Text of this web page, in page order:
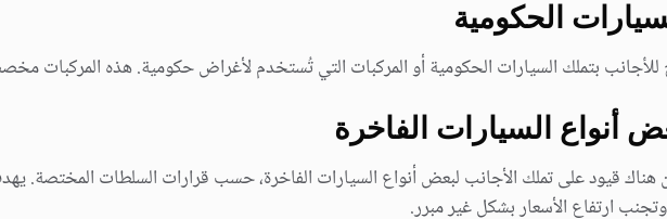
للأجانب بتملك السيارات الحكومية أو المركبات التي تُستخدم لأغراض حكومية. هذه المركبات
هناك قيود على تملك الأجانب لبعض أنواع السيارات الفاخرة، حسب قرارات السلطات المختصة.
ارتفاع الأسعار بشكل غير مبرر.